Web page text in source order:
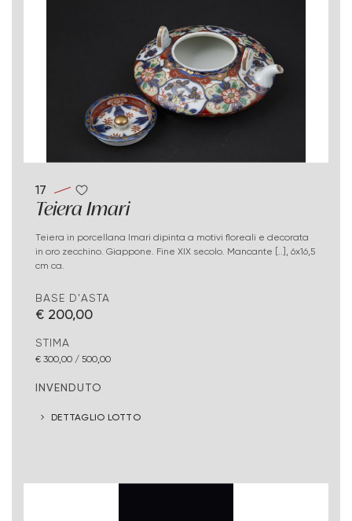
17
Teiera Imari
Teiera in porcellana Imari dipinta a motivi floreali e decorata
in oro zecchino. Giappone. Fine XIX secolo. Mancante [..], 6x16,5
cm ca.
BASE D'ASTA
€ 200,00
STIMA
€ 300,00 / 500,00
INVENDUTO
DETTAGLIO LOTTO